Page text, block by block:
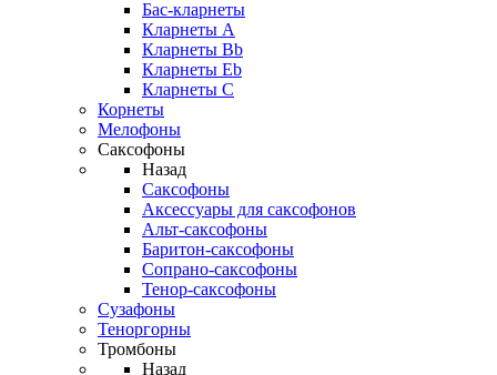
Бас-кларнеты
Кларнеты A
Кларнеты Bb
Кларнеты Eb
Кларнеты С
Корнеты
Мелофоны
Саксофоны
Назад
Саксофоны
Аксессуары для саксофонов
Альт-саксофоны
Баритон-саксофоны
Сопрано-саксофоны
Тенор-саксофоны
Сузафоны
Теноргорны
Тромбоны
Назад